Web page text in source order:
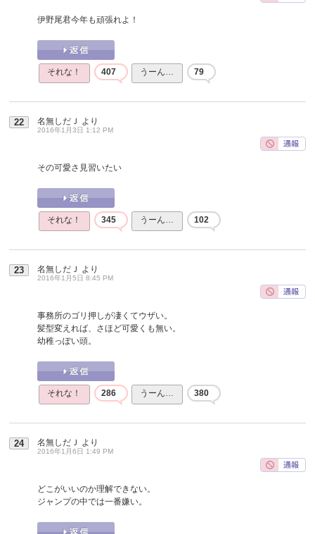
伊野尾君今年も頑張れよ！
それな！ 407 うーん… 79
22 名無しだＪ より
2016年1月3日 1:12 PM
その可愛さ見習いたい
それな！ 345 うーん… 102
23 名無しだＪ より
2016年1月5日 8:45 PM
事務所のゴリ押しが凄くてウザい。
髪型変えれば、さほど可愛くも無い。
幼稚っぽい頭。
それな！ 286 うーん… 380
24 名無しだＪ より
2016年1月6日 1:49 PM
どこがいいのか理解できない。
ジャンプの中では一番嫌い。